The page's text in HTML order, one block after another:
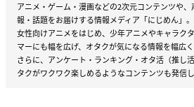
アニメ・ゲーム・漫画などの2次元コンテンツや
報・話題をお届けする情報メディア「にじめん」。
女性向けアニメをはじめ、少年アニメやキャラク
マーにも幅を広げ、オタクが気になる情報を幅広く
さらに、アンケート・ランキング・オタ活（推し
タクがワクワク楽しめるようなコンテンツも発信し